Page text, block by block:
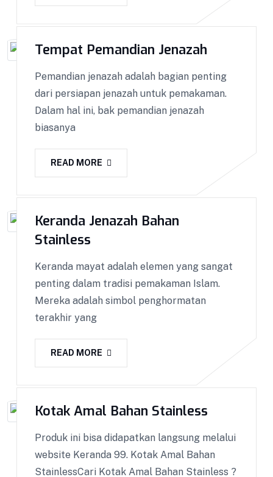
Keranda Jenazah
100%! Dapatkan Keranda Kualitas Premium ||
Kami melakukan pemasaran ke seluruh Indonesia
Produk yang kami kirim melalui proses Quality
Control ketat untuk menjaga Kualitas.
VIEW DETAILS
Tempat Pemandian Jenazah
Pemandian jenazah adalah bagian penting
dari persiapan jenazah untuk pemakaman.
Dalam hal ini, bak pemandian jenazah
biasanya
READ MORE
Keranda Jenazah Bahan
Stainless
Keranda mayat adalah elemen yang sangat
penting dalam tradisi pemakaman Islam.
Mereka adalah simbol penghormatan
terakhir yang
READ MORE
Kotak Amal Bahan Stainless
Produk ini bisa didapatkan langsung melalui
website Keranda 99. Kotak Amal Bahan
StainlessCari Kotak Amal Bahan Stainless ?